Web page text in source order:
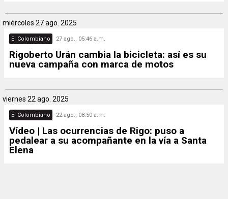
miércoles 27 ago. 2025
El Colombiano 27 ago., 05:46 a.m.
Rigoberto Urán cambia la bicicleta: así es su
nueva campaña con marca de motos
viernes 22 ago. 2025
El Colombiano 22 ago., 08:50 a.m.
Vídeo | Las ocurrencias de Rigo: puso a
pedalear a su acompañante en la vía a Santa
Elena